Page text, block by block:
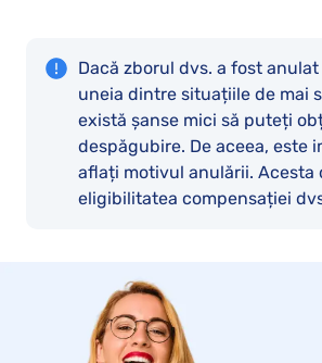
Dacă zborul dvs. a fost
uneia dintre situațiile de mai
există șanse mici să puteți
despăgubire. De aceea, este
aflați motivul anulării. Acesta
eligibilitatea compensației